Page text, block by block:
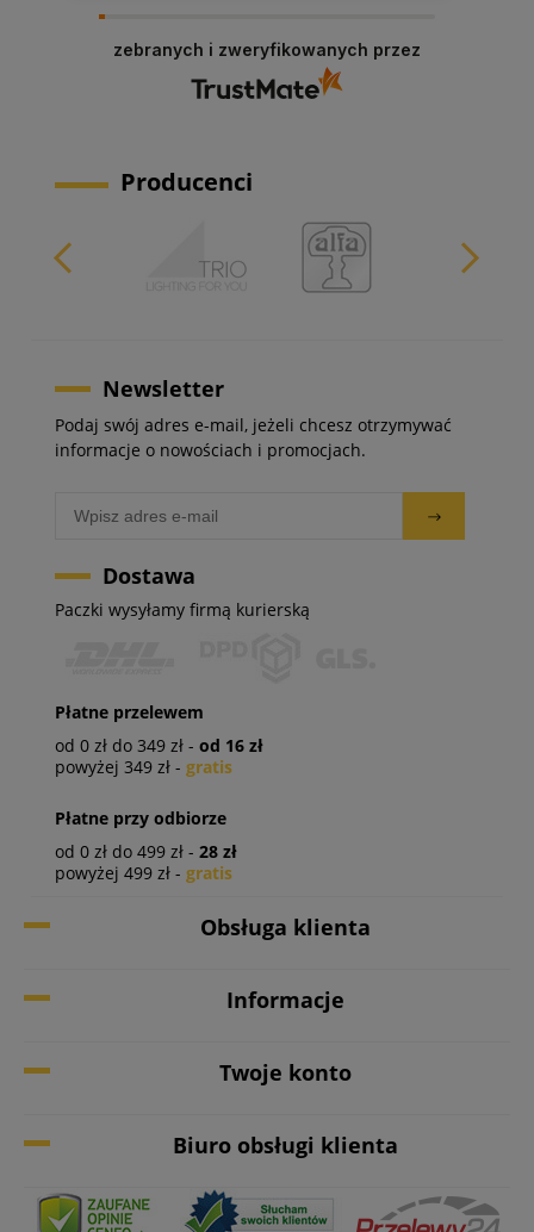
zebranych i zweryfikowanych przez
Producenci
Newsletter
Podaj swój adres e-mail, jeżeli chcesz otrzymywać
informacje o nowościach i promocjach.
Dostawa
Paczki wysyłamy firmą kurierską
Płatne przelewem
od 0 zł do 349 zł - od 16 zł
powyżej 349 zł - gratis
Płatne przy odbiorze
od 0 zł do 499 zł - 28 zł
powyżej 499 zł - gratis
Obsługa klienta
Informacje
Twoje konto
Biuro obsługi klienta